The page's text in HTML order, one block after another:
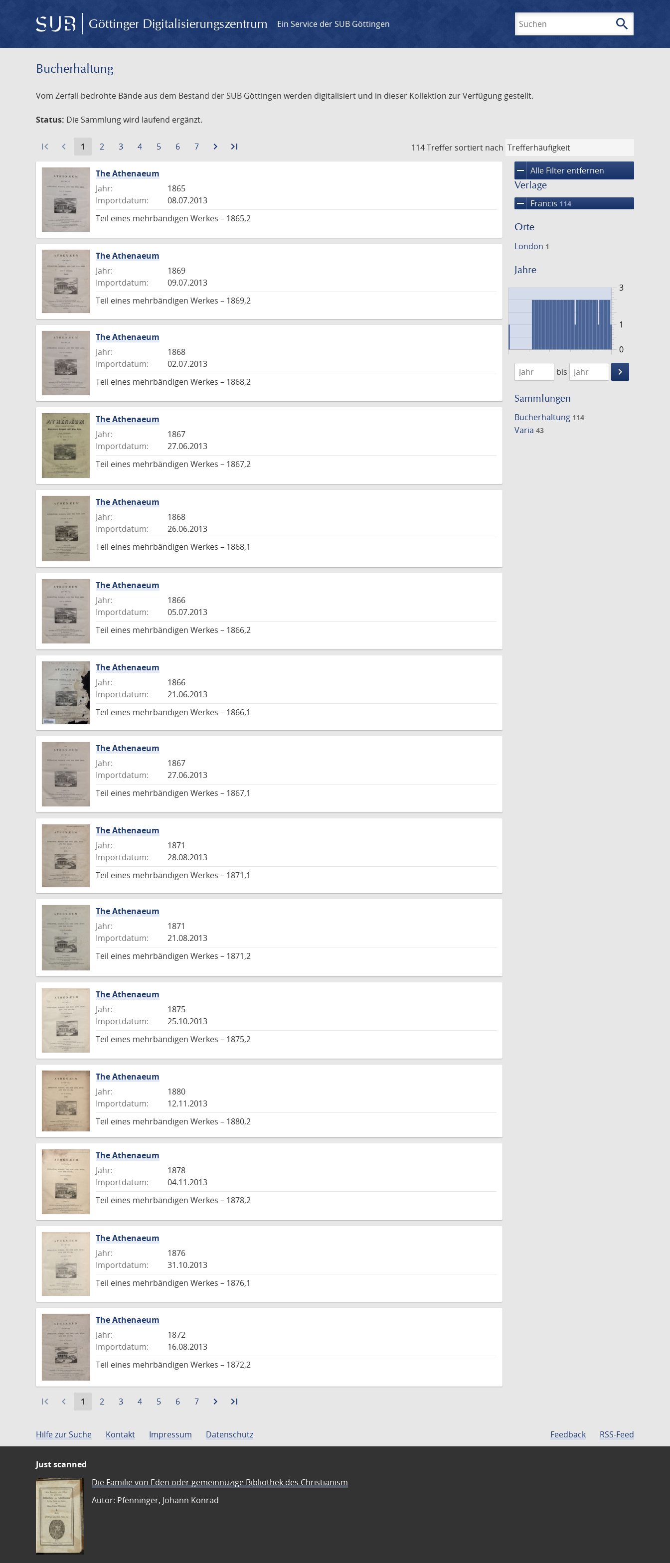
Göttinger Digitalisierungszentrum Ein Service der SUB Göttingen search
Bucherhaltung
Vom Zerfall bedrohte Bände aus dem Bestand der SUB Göttingen werden digitalisiert und in dieser Kollektion zur Verfügung gestellt.
Status: Die Sammlung wird laufend ergänzt.
114 Treffer sortiert nach
first_page navigate_before
Aktuelle
1
Gehe
Seite
2
Gehe
Seite
3
Gehe
Seite
4
Gehe
Seite
5
Gehe
6
Gehe
7 navigate_next
Zurlast_page
remove Alle Filter entfernen
Verlage
remove Francis 114
Orte
London 1
Jahre
0
3
1
1828
1903
bis
keyboard_arrow_right
Suche
Sammlungen
Bucherhaltung 114
Varia 43
The Athenaeum
Jahr:
1865
Importdatum:
08.07.2013
Teil eines mehrbändigen Werkes – 1865,2
The Athenaeum
Jahr:
1869
Importdatum:
09.07.2013
Teil eines mehrbändigen Werkes – 1869,2
The Athenaeum
Jahr:
1868
Importdatum:
02.07.2013
Teil eines mehrbändigen Werkes – 1868,2
The Athenaeum
Jahr:
1867
Importdatum:
27.06.2013
Teil eines mehrbändigen Werkes – 1867,2
The Athenaeum
Jahr:
1868
Importdatum:
26.06.2013
Teil eines mehrbändigen Werkes – 1868,1
The Athenaeum
Jahr:
1866
Importdatum:
05.07.2013
Teil eines mehrbändigen Werkes – 1866,2
The Athenaeum
Jahr:
1866
Importdatum:
21.06.2013
Teil eines mehrbändigen Werkes – 1866,1
The Athenaeum
Jahr:
1867
Importdatum:
27.06.2013
Teil eines mehrbändigen Werkes – 1867,1
The Athenaeum
Jahr:
1871
Importdatum:
28.08.2013
Teil eines mehrbändigen Werkes – 1871,1
The Athenaeum
Jahr:
1871
Importdatum:
21.08.2013
Teil eines mehrbändigen Werkes – 1871,2
The Athenaeum
Jahr:
1875
Importdatum:
25.10.2013
Teil eines mehrbändigen Werkes – 1875,2
The Athenaeum
Jahr:
1880
Importdatum:
12.11.2013
Teil eines mehrbändigen Werkes – 1880,2
The Athenaeum
Jahr:
1878
Importdatum:
04.11.2013
Teil eines mehrbändigen Werkes – 1878,2
The Athenaeum
Jahr:
1876
Importdatum:
31.10.2013
Teil eines mehrbändigen Werkes – 1876,1
The Athenaeum
Jahr:
1872
Importdatum:
16.08.2013
Teil eines mehrbändigen Werkes – 1872,2
first_page navigate_before
Aktuelle
1
Gehe
2
Gehe
3
Gehe
4
Gehe
5
Gehe
6
Gehe
7 navigate_next
Zurlast_page
Hilfe zur Suche
Kontakt Impressum Datenschutz Feedback RSS-Feed
Just scanned
Die Familie von Eden oder gemeinnüzige Bibliothek des Christianism
Autor: Pfenninger, Johann Konrad